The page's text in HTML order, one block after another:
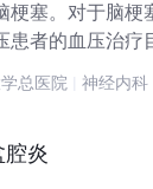
梗塞。对于脑
患者的血压治疗
总医院 神经内科
炎